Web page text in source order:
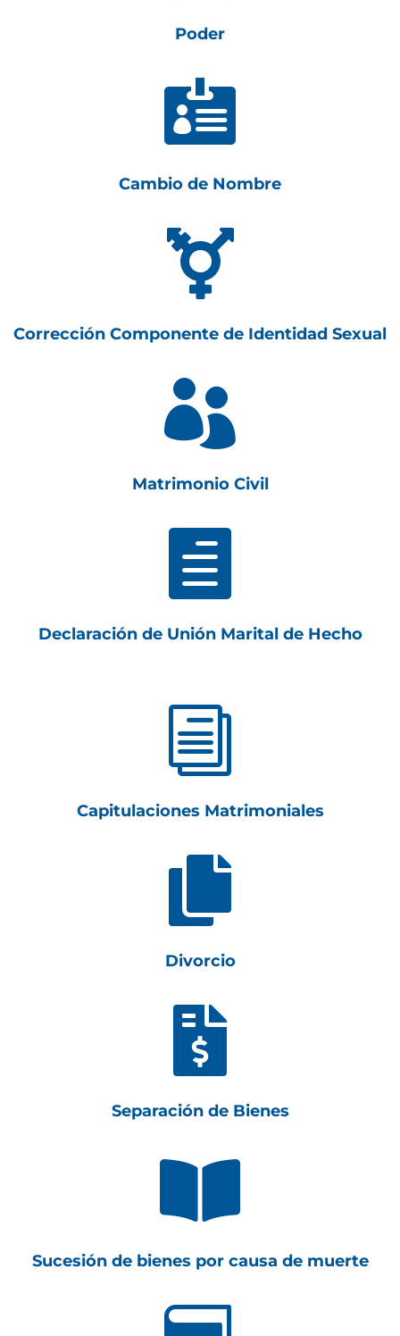
Poder

Cambio de Nombre

Corrección Componente de Identidad Sexual

Matrimonio Civil

Declaración de Unión Marital de Hecho
i
Capitulaciones Matrimoniales

Divorcio

Separación de Bienes

Sucesión de bienes por causa de muerte